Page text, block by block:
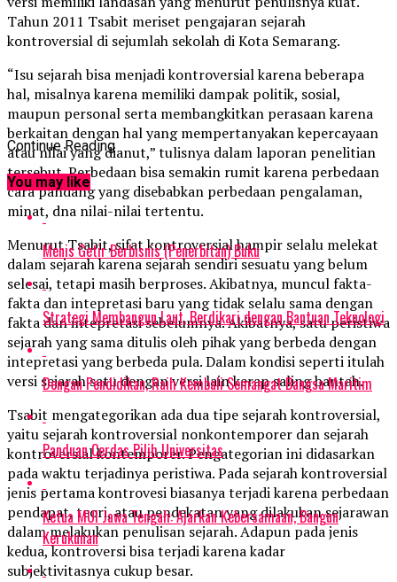
Tahun 2011 Tsabit meriset pengajaran sejarah
kontroversial di sejumlah sekolah di Kota Semarang.
“Isu sejarah bisa menjadi kontroversial karena beberapa
hal, misalnya karena memiliki dampak politik, sosial,
maupun personal serta membangkitkan perasaan karena
berkaitan dengan hal yang mempertanyakan kepercayaan
atau nilai yang dianut,” tulisnya dalam laporan penelitian
tersebut. Perbedaan bisa semakin rumit karena perbedaan
cara pandang yang disebabkan perbedaan pengalaman,
minat, dna nilai-nilai tertentu.
Menurut Tsabit, sifat kontroversial hampir selalu melekat
dalam sejarah karena sejarah sendiri sesuatu yang belum
selesai, tetapi masih berproses. Akibatnya, muncul fakta-
fakta dan intepretasi baru yang tidak selalu sama dengan
fakta dan intepretasi sebelumnya. Akibatnya, satu peristiwa
sejarah yang sama ditulis oleh pihak yang berbeda dengan
intepretasi yang berbeda pula. Dalam kondisi seperti itulah
versi sejarah satu dengan versi lain kerap saling bantah.
Tsabit mengategorikan ada dua tipe sejarah kontroversial,
yaitu sejarah kontroversial nonkontemporer dan sejarah
kontroversial kontemporer. Pengategorian ini didasarkan
pada waktu terjadinya peristiwa. Pada sejarah kontroversial
jenis pertama kontrovesi biasanya terjadi karena perbedaan
pendapat, teori, atau pendekatan yang dilakukan sejarawan
dalam melakukan penulisan sejarah. Adapun pada jenis
kedua, kontroversi bisa terjadi karena kadar
subjektivitasnya cukup besar.
Continue Reading
You may like
Menis Getir Berbisnis (Penerbitan) Buku
Strategi Membangun Laut, Berdikari dengan Bantuan Teknologi
Dengan Pendidikan, Raih Kembali Semangat Bangsa Maritim
Panduan Cerdas Pilih Universitas
Ketua MUI Jawa Tengah: Ajarkan Kebersamaan, Bangun
Kerukunan